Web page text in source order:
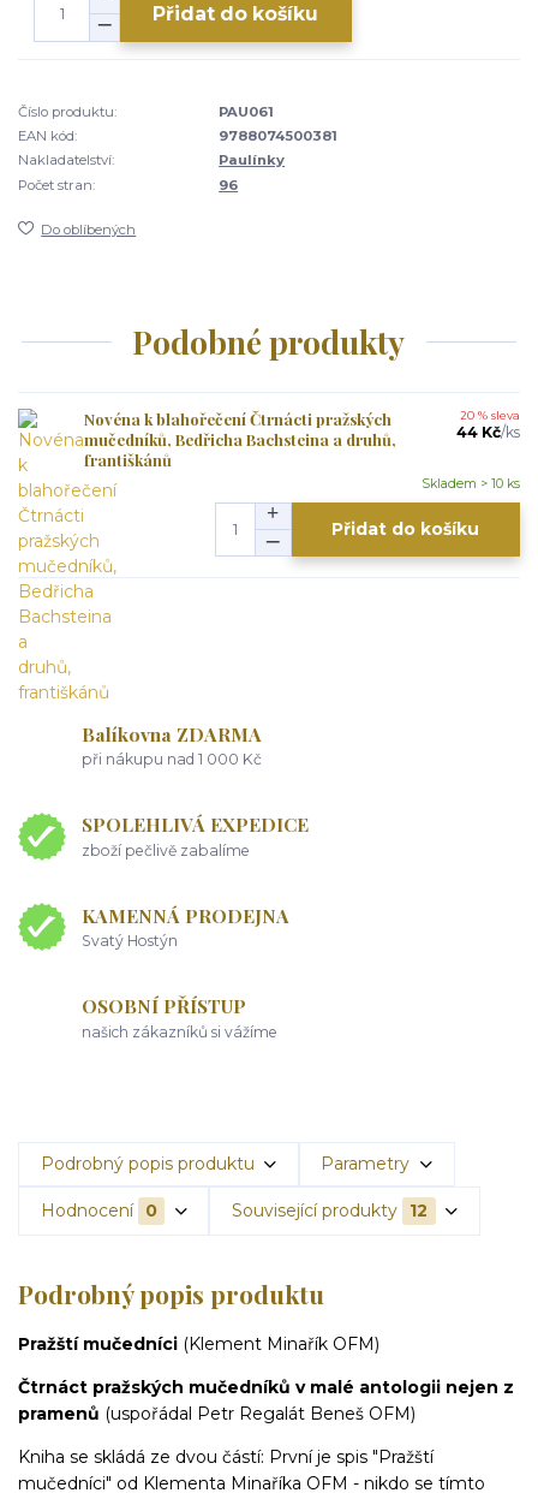
Přidat do košíku
Číslo produktu:
PAU061
EAN kód:
9788074500381
Nakladatelství:
Paulínky
Počet stran:
96
Do oblíbených
Podobné produkty
Novéna k blahořečení Čtrnácti pražských
mučedníků, Bedřicha Bachsteina a druhů,
františkánů
20 % sleva
44 Kč/ks
Skladem > 10 ks
Přidat do košíku
Balíkovna ZDARMA
při nákupu nad 1 000 Kč
SPOLEHLIVÁ EXPEDICE
zboží pečlivě zabalíme
KAMENNÁ PRODEJNA
Svatý Hostýn
OSOBNÍ PŘÍSTUP
našich zákazníků si vážíme
Podrobný popis produktu Parametry
Hodnocení 0 Související produkty 12
Podrobný popis produktu
Pražští mučedníci (Klement Minařík OFM)
Čtrnáct pražských mučedníků v malé antologii nejen z
pramenů (uspořádal Petr Regalát Beneš OFM)
Kniha se skládá ze dvou částí: První je spis "Pražští
mučedníci" od Klementa Minaříka OFM - nikdo se tímto